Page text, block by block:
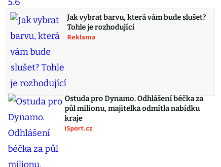
Jak vybrat barvu, která vám bude slušet?
Tohle je rozhodující
Reklama
Ostuda pro Dynamo. Odhlášení béčka za
půl milionu, majitelka odmítla nabídku
kraje
iSport.cz